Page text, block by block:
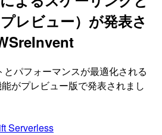
レビュー）が発表さ
パフォーマンスが最適化される
がプレビュー版で発表されまし
Serverless